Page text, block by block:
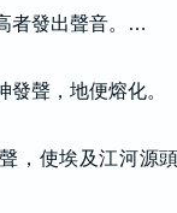
者發出聲音。…
聲，地便熔化。
，使埃及江河源